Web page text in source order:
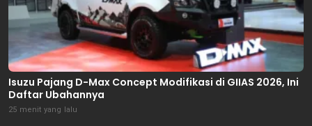
Isuzu Pajang D-Max Concept Modifikasi di GIIAS 2026, Ini
Daftar Ubahannya
25 menit yang lalu